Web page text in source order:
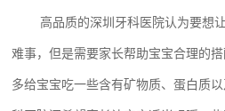
高品质的深圳牙科医院‍认为要想
难事，但是需要家长帮助宝宝合理的
多给宝宝吃一些含有矿物质、蛋白质